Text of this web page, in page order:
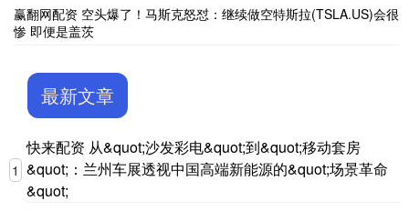
赢翻网配资 空头爆了！马斯克怒怼：继续做空特斯拉(TSLA.US)会很
惨 即便是盖茨
最新文章
1
快来配资 从&quot;沙发彩电&quot;到&quot;移动套房
&quot;：兰州车展透视中国高端新能源的&quot;场景革命
&quot;